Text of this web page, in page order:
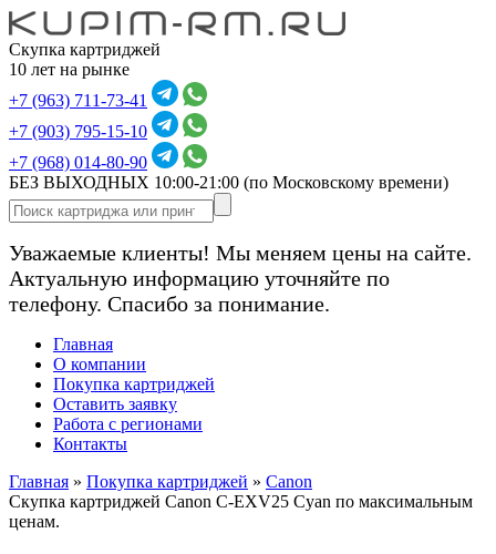
Скупка картриджей
10 лет на рынке
+7 (963) 711-73-41
+7 (903) 795-15-10
+7 (968) 014-80-90
БЕЗ ВЫХОДНЫХ 10:00-21:00 (по Московскому времени)
Уважаемые клиенты! Мы меняем цены на сайте.
Актуальную информацию уточняйте по
телефону. Спасибо за понимание.
Главная
О компании
Покупка картриджей
Оставить заявку
Работа с регионами
Контакты
Главная » Покупка картриджей » Canon
Скупка картриджей Canon C-EXV25 Cyan по максимальным
ценам.